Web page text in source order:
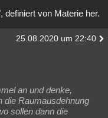
von Materie her.
25.08.2020 um 22:40
an und denke,
die Raumausdehnung
sollen dann die